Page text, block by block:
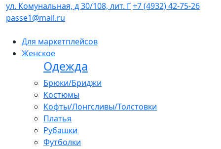
ул. Комунальная, д 30/108, лит. Г+7 (4932) 42-75-26
passe1@mail.ru
Для маркетплейсов
Женское
Одежда
Брюки/Бриджи
Костюмы
Кофты/Лонгсливы/Толстовки
Платья
Рубашки
Футболки